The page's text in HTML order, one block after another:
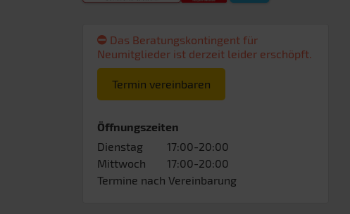
Das Beratungskontingent für
Neumitglieder ist derzeit leider erschöpft.
Termin vereinbaren
Öffnungszeiten
Dienstag
17:00-20:00
Mittwoch
17:00-20:00
Termine nach Vereinbarung